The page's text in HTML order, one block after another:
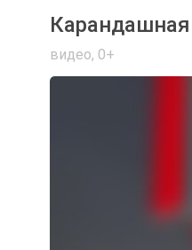
видео, 0+